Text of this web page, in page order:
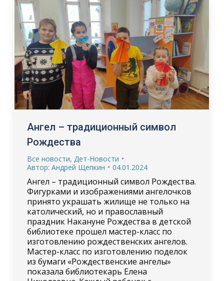
Ангел – традиционный символ
Рождества
Все новости, Дет-Новости
Автор: Андрей Щепкин 04.01.2024
Ангел – традиционный символ Рождества.
Фигурками и изображениями ангелочков
принято украшать жилище не только на
католический, но и православный
праздник Накануне Рождества в детской
библиотеке прошел мастер-класс по
изготовлению рождественских ангелов.
Мастер-класс по изготовлению поделок
из бумаги «Рождественские ангелы»
показала библиотекарь Елена